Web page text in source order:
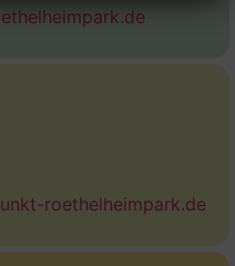
roethelheimpark.de